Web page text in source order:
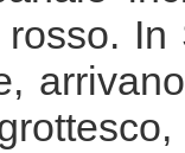
In